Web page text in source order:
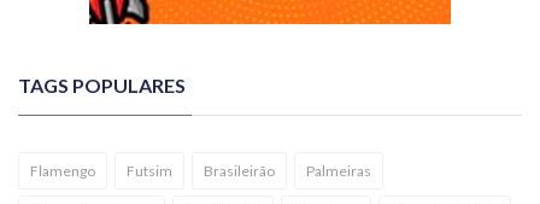
TAGS POPULARES
Flamengo Futsim Brasileirão Palmeiras